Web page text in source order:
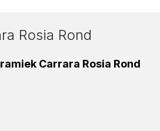
Rosia Rond